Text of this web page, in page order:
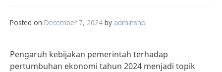
Posted on December 7, 2024 by adminsho
Pengaruh kebijakan pemerintah terhadap
pertumbuhan ekonomi tahun 2024 menjadi topik